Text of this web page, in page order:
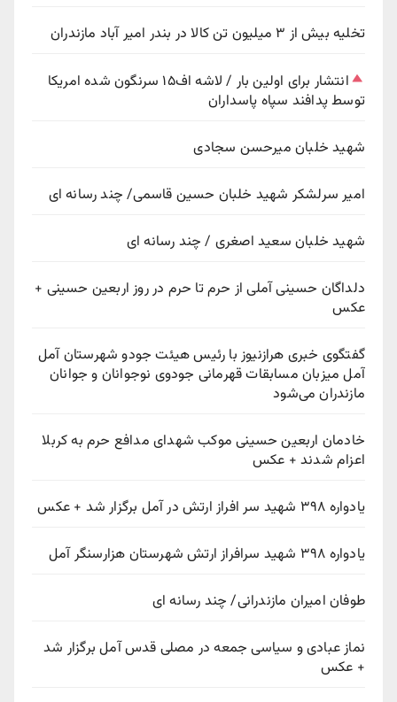
تخلیه بیش از ۳ میلیون تن کالا در بندر امیر آباد مازندران
انتشار برای اولین بار / لاشه اف۱۵ سرنگون شده امریکا
توسط پدافند سپاه پاسداران
شهید خلبان میرحسن سجادی
امیر سرلشکر شهید خلبان حسین قاسمی/ چند رسانه ای
شهید خلبان سعید اصغری / چند رسانه ای
دلداگان حسینی آملی از حرم تا حرم در روز اربعین حسینی +
عکس
گفتگوی خبری هرازنیوز با رئیس هیئت جودو شهرستان آمل
آمل میزبان مسابقات قهرمانی جودوی نوجوانان و جوانان
مازندران می‌شود
خادمان اربعین حسینی موکب شهدای مدافع حرم به کربلا
اعزام شدند + عکس
یادواره ۳۹۸ شهید سر افراز ارتش در آمل برگزار شد + عکس
یادواره ۳۹۸ شهید سرافراز ارتش شهرستان هزارسنگر آمل
طوفان امیران مازندرانی/ چند رسانه ای
نماز عبادی و سیاسی جمعه در مصلی قدس آمل برگزار شد
+ عکس